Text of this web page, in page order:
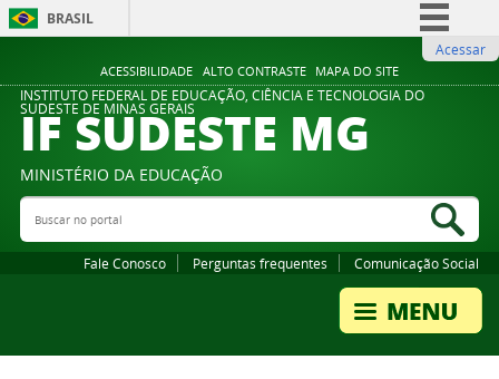
ACESSIBILIDADE ALTO CONTRASTE MAPA DO SITE
BRASIL
Comunica BR
Participe
Legislação
Acessar
INSTITUTO FEDERAL DE EDUCAÇÃO, CIÊNCIA E TECNOLOGIA DO
SUDESTE DE MINAS GERAIS
IF SUDESTE MG
MINISTÉRIO DA EDUCAÇÃO
Buscar no portal
Fale Conosco Perguntas frequentes Comunicação Social